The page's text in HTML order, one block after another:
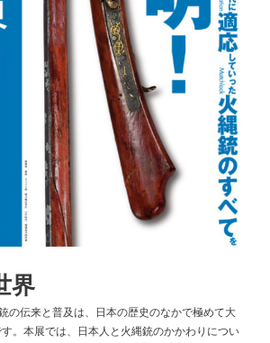
界
の伝来と普及は、日本の歴史のなかで極めて大
。本展では、日本人と火縄銃のかかわりについ